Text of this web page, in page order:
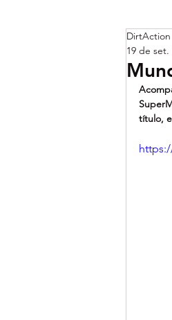
DirtAction
19 de set.
título,